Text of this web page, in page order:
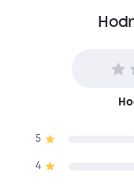
5
4